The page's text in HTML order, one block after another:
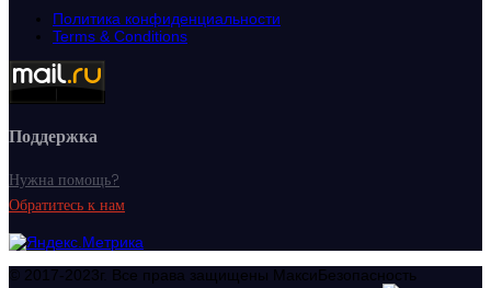
Политика конфиденциальности
Terms & Conditions
Поддержка
Нужна помощь?
Обратитесь к нам
© 2017-2023г. Все права защищены МаксиБезопасность